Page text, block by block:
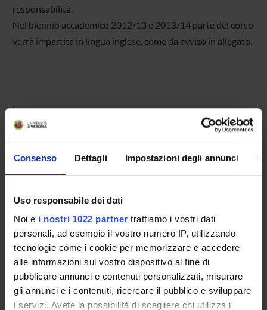
Consenso Dettagli Impostazioni degli annunci
Uso responsabile dei dati
Noi e i nostri 1022 partner trattiamo i vostri dati
personali, ad esempio il vostro numero IP, utilizzando
tecnologie come i cookie per memorizzare e accedere
alle informazioni sul vostro dispositivo al fine di
pubblicare annunci e contenuti personalizzati, misurare
gli annunci e i contenuti, ricercare il pubblico e sviluppare
i servizi. Avete la possibilità di scegliere chi utilizza i
responsabilità.
Nel biennio accademico 2012/13 e 2013/14 parte del corso
verrà impartita in lingua inglese, come da avviso in allegato.
Tipo di corso
Corsi di laurea magistrale
Durata
Classe di appartenenza
LM-56 - Classe delle lauree magistrali in scienze
dell'economia
Organo di controllo
Collegio didattico di Economia e Commercio (dismesso il
30/09/2018)
Gestione didattica e studenti